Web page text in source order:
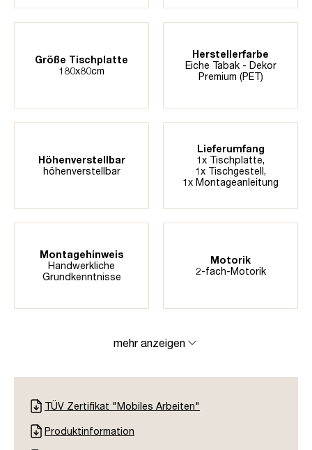
Größe Tischplatte
180x80cm
Herstellerfarbe
Eiche Tabak - Dekor
Premium (PET)
Höhenverstellbar
höhenverstellbar
Lieferumfang
1x Tischplatte,
1x Tischgestell,
1x Montageanleitung
Montagehinweis
Handwerkliche
Grundkenntnisse
Motorik
2-fach-Motorik
mehr anzeigen
TÜV Zertifikat "Mobiles Arbeiten"
Produktinformation